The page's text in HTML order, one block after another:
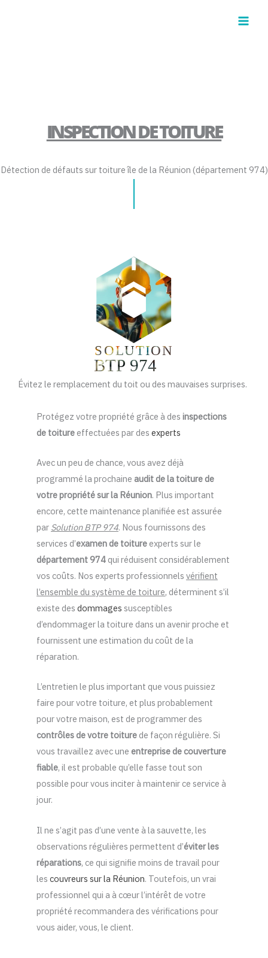
INSPECTION DE TOITURE
Détection de défauts sur toiture île de la Réunion (département 974)
Évitez le remplacement du toit ou des mauvaises surprises.
Protégez votre propriété grâce à des inspections
de toiture effectuées par des experts
Avec un peu de chance, vous avez déjà
programmé la prochaine audit de la toiture de
votre propriété sur la Réunion. Plus important
encore, cette maintenance planifiée est assurée
par Solution BTP 974. Nous fournissons des
services d’examen de toiture experts sur le
département 974 qui réduisent considérablement
vos coûts. Nos experts professionnels vérifient
l’ensemble du système de toiture, déterminent s’il
existe des dommages susceptibles
d’endommager la toiture dans un avenir proche et
fournissent une estimation du coût de la
réparation.
L’entretien le plus important que vous puissiez
faire pour votre toiture, et plus probablement
pour votre maison, est de programmer des
contrôles de votre toiture de façon régulière. Si
vous travaillez avec une entreprise de couverture
fiable, il est probable qu’elle fasse tout son
possible pour vous inciter à maintenir ce service à
jour.
Il ne s’agit pas d’une vente à la sauvette, les
observations régulières permettent d’éviter les
réparations, ce qui signifie moins de travail pour
les couvreurs sur la Réunion. Toutefois, un vrai
professionnel qui a à cœur l’intérêt de votre
propriété recommandera des vérifications pour
vous aider, vous, le client.